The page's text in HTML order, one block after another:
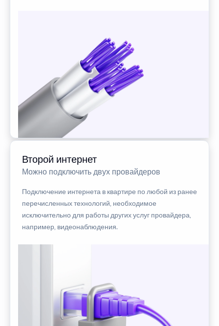
Второй интернет
Можно подключить двух провайдеров
Подключение интернета в квартире по любой из ранее
перечисленных технологий, необходимое
исключительно для работы других услуг провайдера,
например, видеонаблюдения.